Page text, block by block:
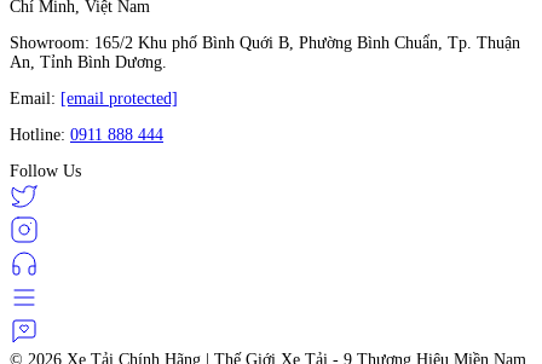
Chí Minh, Việt Nam
Showroom: 165/2 Khu phố Bình Quới B, Phường Bình Chuẩn, Tp. Thuận
An, Tỉnh Bình Dương.
Email: [email protected]
Hotline: 0911 888 444
Follow Us
© 2026 Xe Tải Chính Hãng | Thế Giới Xe Tải - 9 Thương Hiệu Miền Nam